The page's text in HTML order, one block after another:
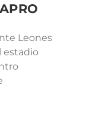
Leones
estadio